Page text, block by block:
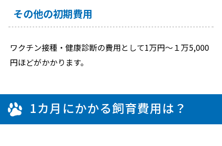
その他の初期費用
ワクチン接種・健康診断の費用として1万円～１万5,000
円ほどがかかります。
1カ月にかかる飼育費用は？